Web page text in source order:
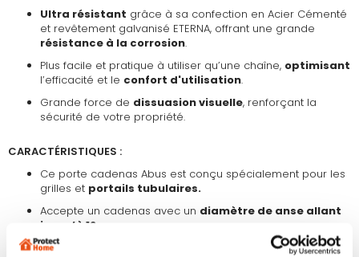
Ultra résistant grâce à sa confection en Acier Cémenté
et revêtement galvanisé ETERNA, offrant une grande
résistance à la corrosion.
Plus facile et pratique à utiliser qu’une chaîne, optimisant
l’efficacité et le confort d'utilisation.
Grande force de dissuasion visuelle, renforçant la
sécurité de votre propriété.
CARACTÉRISTIQUES :
Ce porte cadenas Abus est conçu spécialement pour les
grilles et portails tubulaires.
Accepte un cadenas avec un diamètre de anse allant
jusqu’à 12mm
Ce porte cadenas peut être installé sur des barrières ou